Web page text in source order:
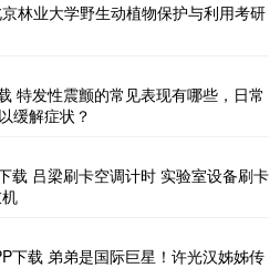
林业大学野生动植物保护与利用考研
特发性震颤的常见表现有哪些，日常
缓解症状？
载 吕梁刷卡空调计时 实验室设备刷卡
下载 弟弟是国际巨星！许光汉姊姊传